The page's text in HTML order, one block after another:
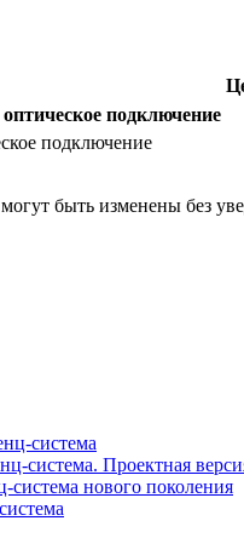
подключение
подключение
быть изменены без
система
система. Проектная
нового поколения